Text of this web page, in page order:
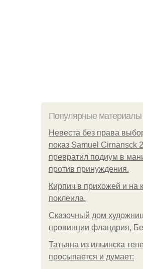
Популярные материалы
Невеста без права
показ Samuel Cirnansck
превратил подиум в
против принуждения.
Кирпич в прихожей и на
поклеила.
Сказочный дом
провинции фландрия,
Татьяна из ильинска
просыпается и думает: